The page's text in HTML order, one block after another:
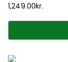
1,249.00kr.